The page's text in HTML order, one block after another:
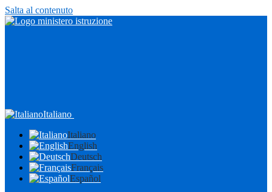
Salta al contenuto
Italiano
Italiano
English
Deutsch
Français
Español